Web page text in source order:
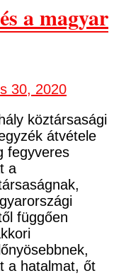
a magyar
30, 2020
köztársasági
átvétele
fegyveres
a
függően
a hatalmat, őt